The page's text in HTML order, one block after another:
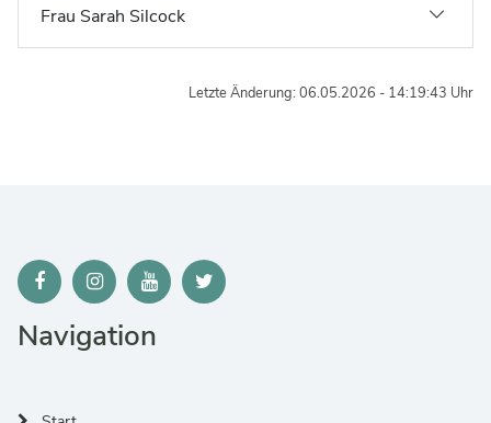
Frau Sarah Silcock
Letzte Änderung: 06.05.2026 - 14:19:43 Uhr
Navigation